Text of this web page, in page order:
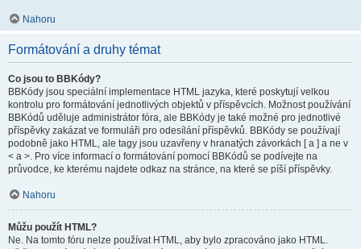
Nahoru
Formátování a druhy témat
Co jsou to BBKódy?
BBKódy jsou speciální implementace HTML jazyka, které poskytují velkou
kontrolu pro formátování jednotlivých objektů v příspěvcích. Možnost používání
BBKódů uděluje administrátor fóra, ale BBKódy je také možné pro jednotlivé
příspěvky zakázat ve formuláři pro odesílání příspěvků. BBKódy se používají
podobně jako HTML, ale tagy jsou uzavřeny v hranatých závorkách [ a ] a ne v
< a >. Pro více informací o formátování pomocí BBKódů se podívejte na
průvodce, ke kterému najdete odkaz na stránce, na které se píší příspěvky.
Nahoru
Můžu použít HTML?
Ne. Na tomto fóru nelze používat HTML, aby bylo zpracováno jako HTML.